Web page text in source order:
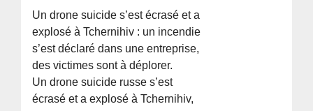
Un drone suicide s’est écrasé et a
explosé à Tchernihiv : un incendie
s’est déclaré dans une entreprise,
des victimes sont à déplorer.
Un drone suicide russe s’est
écrasé et a explosé à Tchernihiv,